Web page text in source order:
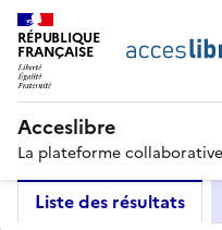
RÉPUBLIQUE
FRANÇAISE
Acceslibre
La plateforme
Liste des résultats